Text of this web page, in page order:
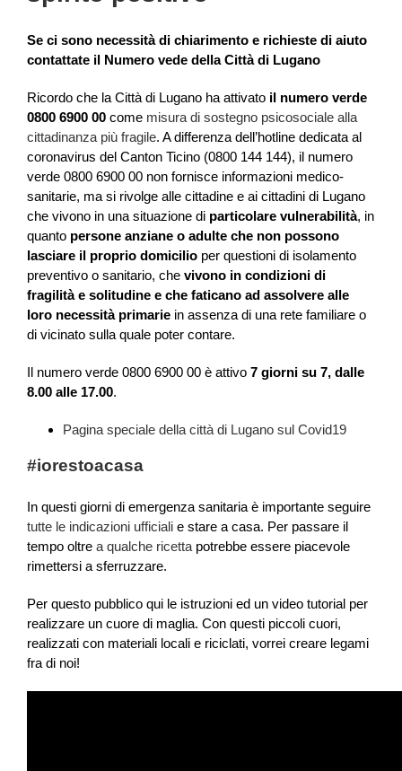
Se ci sono necessità di chiarimento e richieste di aiuto
contattate il Numero vede della Città di Lugano
Ricordo che la Città di Lugano ha attivato il numero verde
0800 6900 00 come misura di sostegno psicosociale alla
cittadinanza più fragile. A differenza dell’hotline dedicata al
coronavirus del Canton Ticino (0800 144 144), il numero
verde 0800 6900 00 non fornisce informazioni medico-
sanitarie, ma si rivolge alle cittadine e ai cittadini di Lugano
che vivono in una situazione di particolare vulnerabilità, in
quanto persone anziane o adulte che non possono
lasciare il proprio domicilio per questioni di isolamento
preventivo o sanitario, che vivono in condizioni di
fragilità e solitudine e che faticano ad assolvere alle
loro necessità primarie in assenza di una rete familiare o
di vicinato sulla quale poter contare.
Il numero verde 0800 6900 00 è attivo 7 giorni su 7, dalle
8.00 alle 17.00.
Pagina speciale della città di Lugano sul Covid19
#iorestoacasa
In questi giorni di emergenza sanitaria è importante seguire
tutte le indicazioni ufficiali e stare a casa. Per passare il
tempo oltre a qualche ricetta potrebbe essere piacevole
rimettersi a sferruzzare.
Per questo pubblico qui le istruzioni ed un video tutorial per
realizzare un cuore di maglia. Con questi piccoli cuori,
realizzati con materiali locali e riciclati, vorrei creare legami
fra di noi!